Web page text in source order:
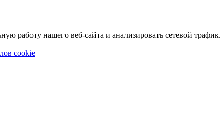
работу нашего веб-сайта и анализировать сетевой трафик.
cookie